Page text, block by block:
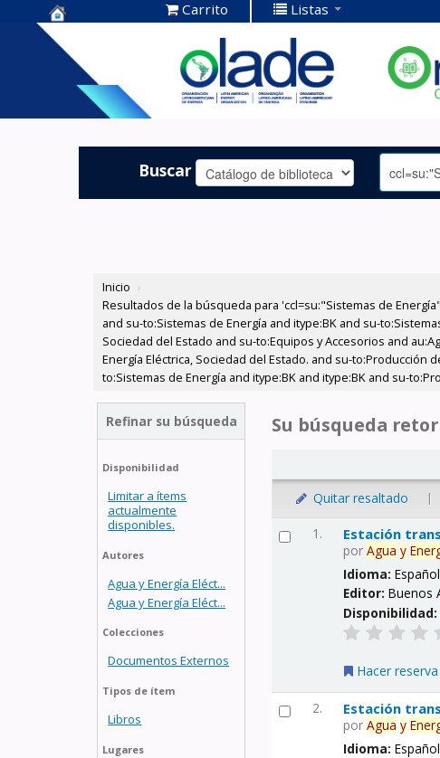
Centro de
Documentación
OLADE -
Carrito Listas
Buscar
Inicio ›
Resultados de la búsqueda para 'ccl=su:"Sistemas de
and su-to:Sistemas de Energía and itype:BK and su-
Sociedad del Estado and su-to:Equipos y Accesorios and
Energía Eléctrica, Sociedad del Estado. and su-to:Producción
to:Sistemas de Energía and itype:BK and itype:BK and su-
Refinar su búsqueda
Disponibilidad
Limitar a ítems
actualmente
disponibles.
Autores
Agua y Energía Eléct...
Agua y Energía Eléct...
Colecciones
Documentos Externos
Tipos de ítem
Libros
Lugares
Su búsqueda
Quitar resaltado |
1. Estación
porAgua y
Idioma:Español
Editor:Buenos
Disponibilidad:
Hacer reserva
2. Estación
porAgua y
Idioma:Español